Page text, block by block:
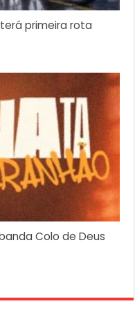
primeira rota
Colo de Deus